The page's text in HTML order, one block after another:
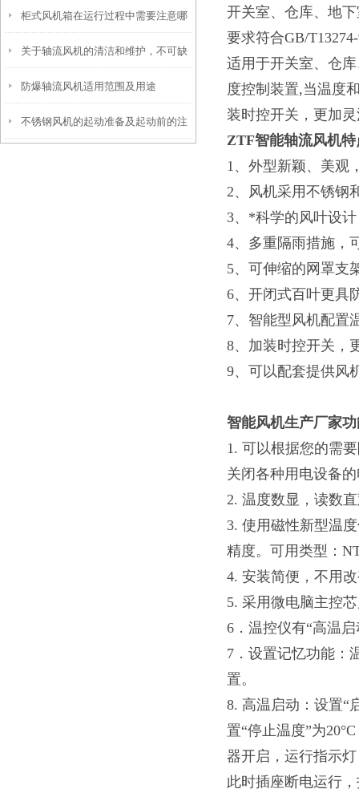
现方式
柜式风机箱在运行过程中需要注意哪
些问题？
关于轴流风机的清洁和维护，不可缺
防爆轴流风机适用范围及用途
不锈钢风机的起动准备及起动前的注
开关室、仓库、地
要求符合GB/
适用于开关室、仓
度控制装置,当温度
装时控开关，更加
ZTF智能轴流风机特
1、外型新颖、美观
2、风机采用不锈钢
3、*科学的风叶设
4、多重隔雨措施，
5、可伸缩的网罩支
6、开闭式百叶更具
7、智能型风机配置
8、加装时控开关，
9、可以配套提供风
智能风机生产厂家
1. 可以根据您的需
关闭各种用电设备
2. 温度数显，读数
3. 使用磁性新型温
精度。可用类型：
4. 安装简便，不用
5. 采用微电脑主控
6．温控仪有“高温
7．设置记忆功能：
置。
8. 高温启动：设置“
置“停止温度”为
器开启，运行指示
此时插座断电运行